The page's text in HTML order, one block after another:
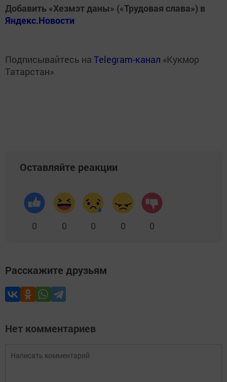
Добавить «Хезмэт даны» («Трудовая слава») в
Яндекс.Новости
Подписывайтесь на Telegram-канал «Кукмор
Татарстан»
Оставляйте реакции
0 0 0 0 0
Расскажите друзьям
Нет комментариев